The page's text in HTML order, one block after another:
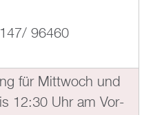
96460
für Mitt­woch und
12:30 Uhr am Vor­